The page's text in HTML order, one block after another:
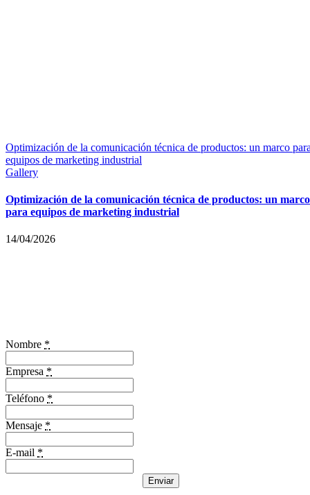
Optimización de la comunicación técnica de productos: un marco
equipos de marketing industrial
Gallery
Optimización de la comunicación técnica de productos: un marco
para equipos de marketing industrial
14/04/2026
Nombre *
Empresa *
Teléfono *
Mensaje *
E-mail *
Enviar